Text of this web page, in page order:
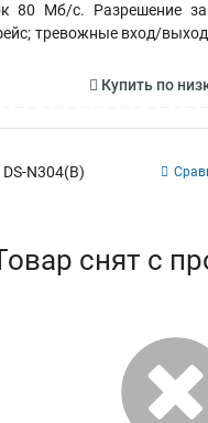
80 Мб/с. Разрешение
тревожные вход/выход
Купить по
DS-N304(B)
снят с